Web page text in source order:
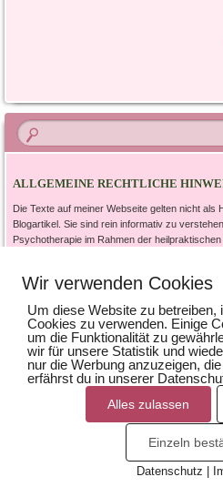
ALLGEMEINE RECHTLICHE
Die Texte auf meiner Webseite gelten nicht als
Blogartikel. Sie sind rein informativ zu
Psychotherapie im Rahmen der heilpraktischen
IMPRESSUM UND DATENSCHUTZ
Datenschutz / privacy policy
Impressum
Dieses Blog läuft mit WordPress |
Wir verwenden Cookies
Um diese Website zu betreiben,
Cookies zu verwenden. Einige
um die Funktionalität zu
wir für unsere Statistik und
nur die Werbung anzuzeigen,
erfährst du in unserer
Alles zulassen
Einzeln
Datenschutz